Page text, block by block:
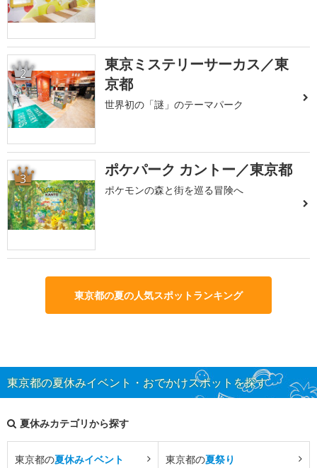
2
東京ミステリーサーカス／東
京都
世界初の「謎」のテーマパーク
3 ポケパーク カントー／東京都
ポケモンの森と街を巡る冒険へ
東京都の夏の人気スポットランキング
東京都の夏休みイベント・おでかけスポットを探す
夏休みカテゴリから探す
東京都の夏休みイベント 東京都の夏祭り